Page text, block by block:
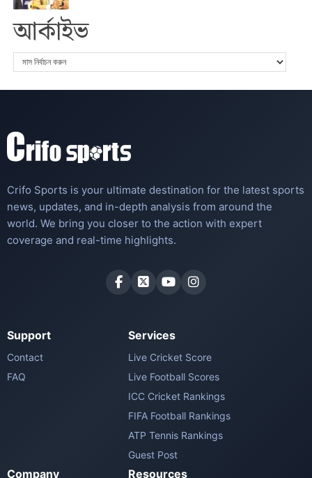
আর্কাইভ
Crifo Sports is your ultimate destination for the latest sports
news, updates, and in-depth analysis from around the
world. We bring you closer to the action with expert
coverage and real-time highlights.
Support
Contact
FAQ
Services
Live Cricket Score
Live Football Scores
ICC Cricket Rankings
FIFA Football Rankings
ATP Tennis Rankings
Guest Post
Company Resources